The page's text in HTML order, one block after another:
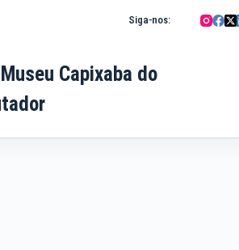
Siga-nos:
Capixaba do